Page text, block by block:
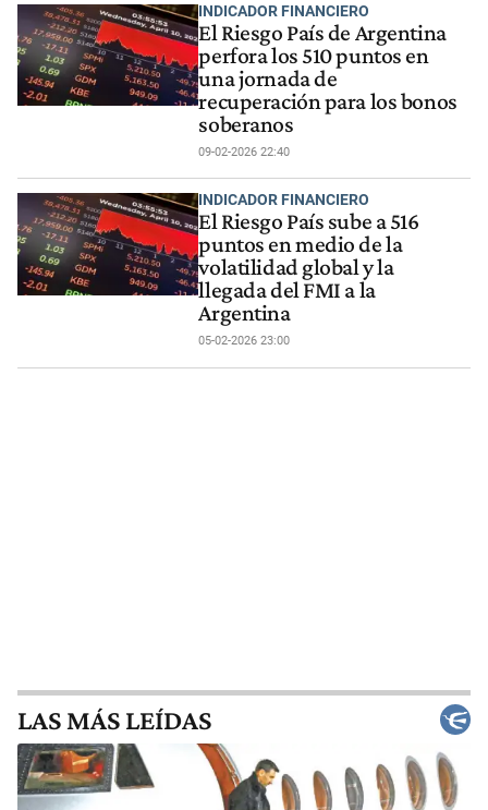
INDICADOR FINANCIERO
El Riesgo País de Argentina
perfora los 510 puntos en
una jornada de
recuperación para los bonos
soberanos
09-02-2026 22:40
INDICADOR FINANCIERO
El Riesgo País sube a 516
puntos en medio de la
volatilidad global y la
llegada del FMI a la
Argentina
05-02-2026 23:00
LAS MÁS LEÍDAS